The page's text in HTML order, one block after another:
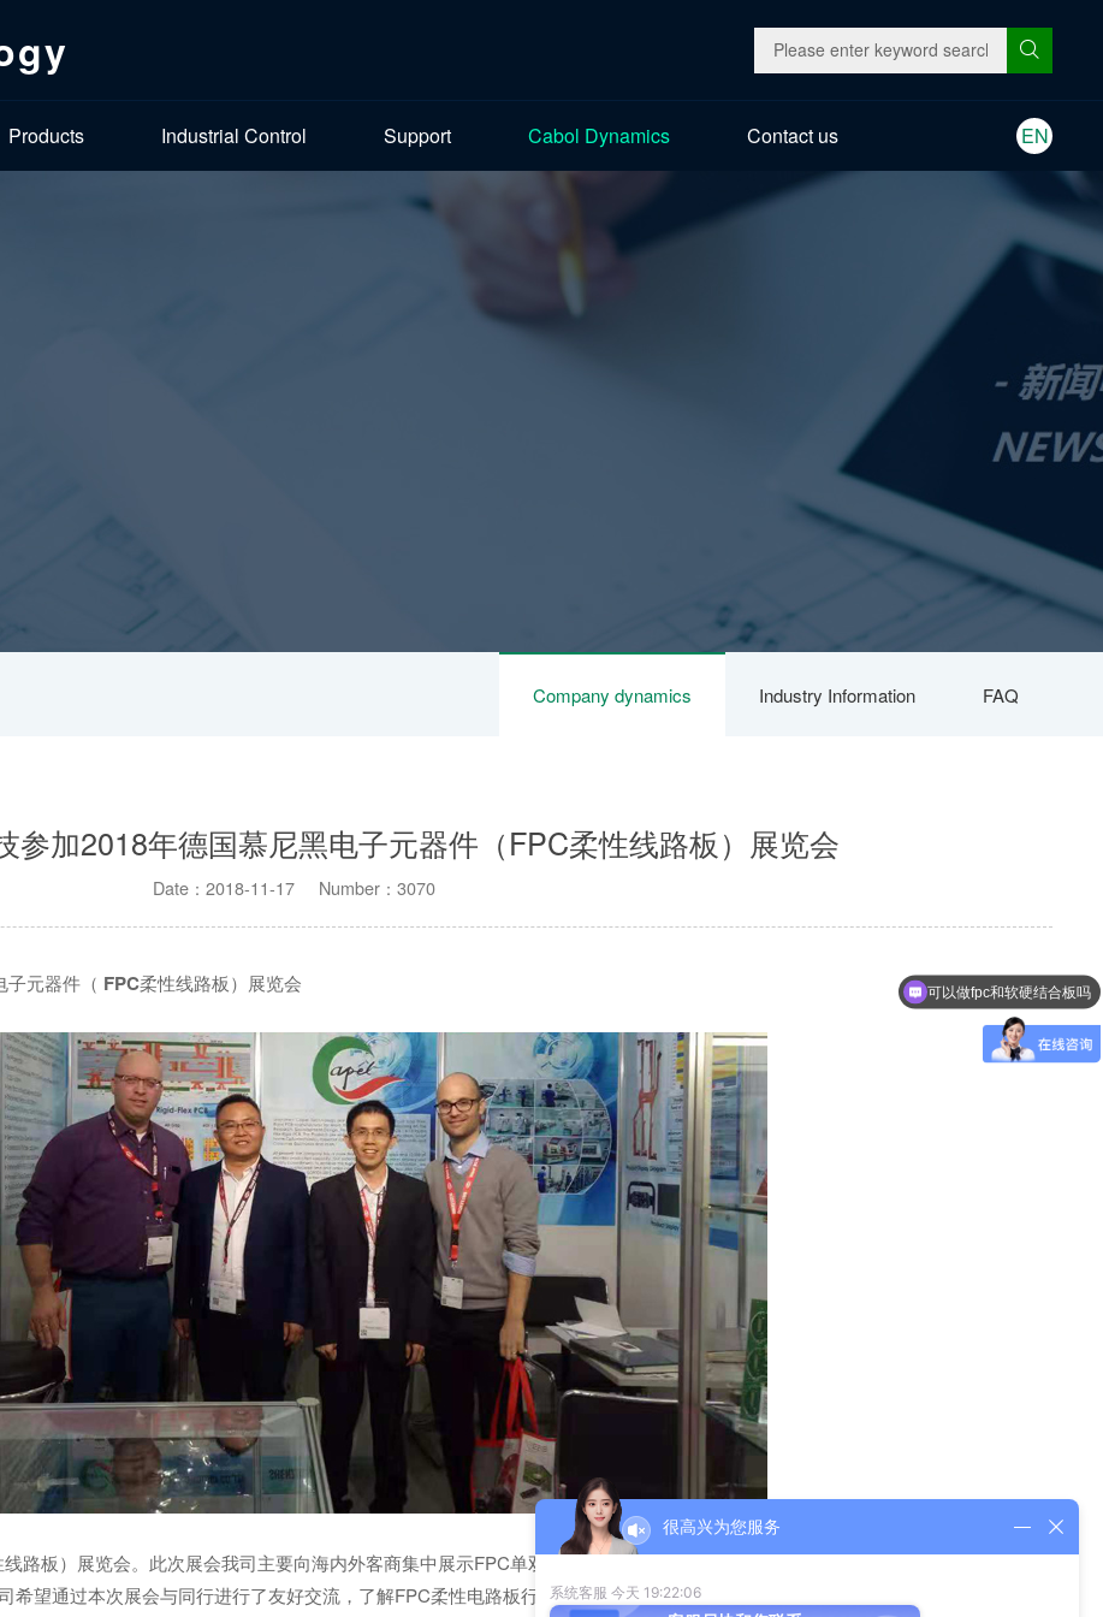
Products Industrial Control Support Cabol Dynamics Contact us EN
Company dynamics Industry Information FAQ
参加2018年德国慕尼黑电子元器件（FPC柔性线路板）展览会
Date：2018-11-17 Number：3070
子元器件（ FPC柔性线路板）展览会
板）展览会。此次展会我司主要向海内外客商集中展示FPC单双面板、FPC多层板、FPC特殊工艺板、FPC盲埋孔板和软硬结合
望通过本次展会与同行进行了友好交流，了解FPC柔性电路板行业的新行情，对卡博尔科技今后的发展带来新的契机。
可以做fpc和软硬结合板吗
很高兴为您服务